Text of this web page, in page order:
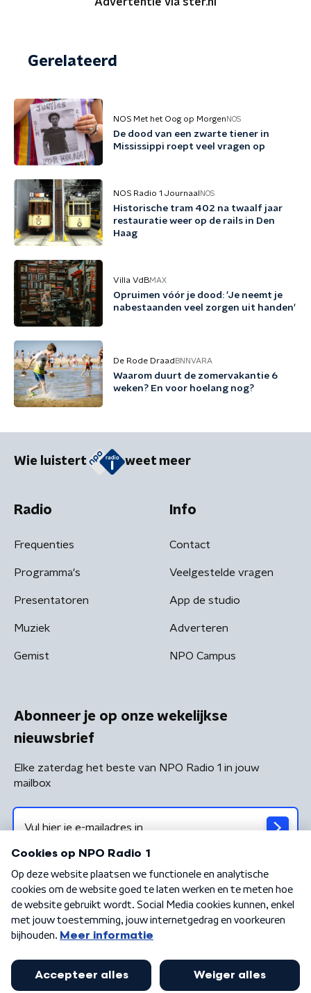
Gerelateerd
NOS Met het Oog op Morgen NOS
De dood van een zwarte tiener in
Mississippi roept veel vragen op
NOS Radio 1 Journaal NOS
Historische tram 402 na twaalf jaar
restauratie weer op de rails in Den
Haag
Villa VdBMAX
Opruimen vóór je dood: 'Je neemt je
nabestaanden veel zorgen uit handen'
De Rode Draad BNNVARA
Waarom duurt de zomervakantie 6
weken? En voor hoelang nog?
Wie luistert weet meer
Radio
Frequenties
Programma's
Presentatoren
Muziek
Gemist
Info
Contact
Veelgestelde vragen
App de studio
Adverteren
NPO Campus
Abonneer je op onze wekelijkse
nieuwsbrief
Elke zaterdag het beste van NPO Radio 1 in jouw
mailbox
Algemene voorwaarden